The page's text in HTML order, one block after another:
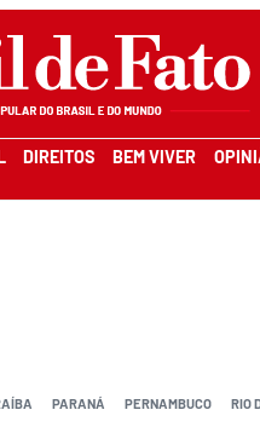
DIREITOS BEM VIVER
PARANÁ PERNAMBUCO RIO